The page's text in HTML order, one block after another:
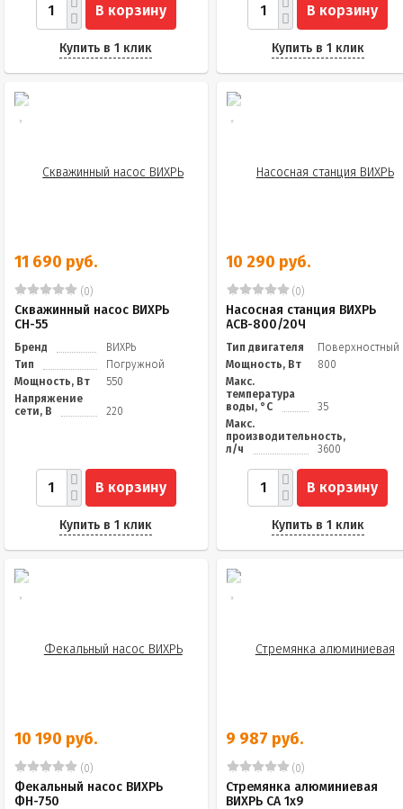
В корзину
Купить в 1 клик
В корзину
Купить в 1 клик
11 690 руб.
(0)
Скважинный насос ВИХРЬ
СН-55
Бренд
ВИХРЬ
Тип
Погружной
Мощность, Вт
550
Напряжение
сети, В
220
В корзину
Купить в 1 клик
10 290 руб.
(0)
Насосная станция ВИХРЬ
АСВ-800/20Ч
Тип двигателя
Поверхностный
Мощность, Вт
800
Макс.
температура
воды, °C
35
Макс.
производительность,
л/ч
3600
В корзину
Купить в 1 клик
10 190 руб.
(0)
Фекальный насос ВИХРЬ
ФН-750
9 987 руб.
(0)
Стремянка алюминиевая
ВИХРЬ СА 1х9